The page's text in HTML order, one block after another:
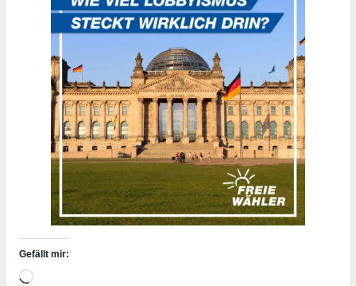
Gefällt mir:
Wird